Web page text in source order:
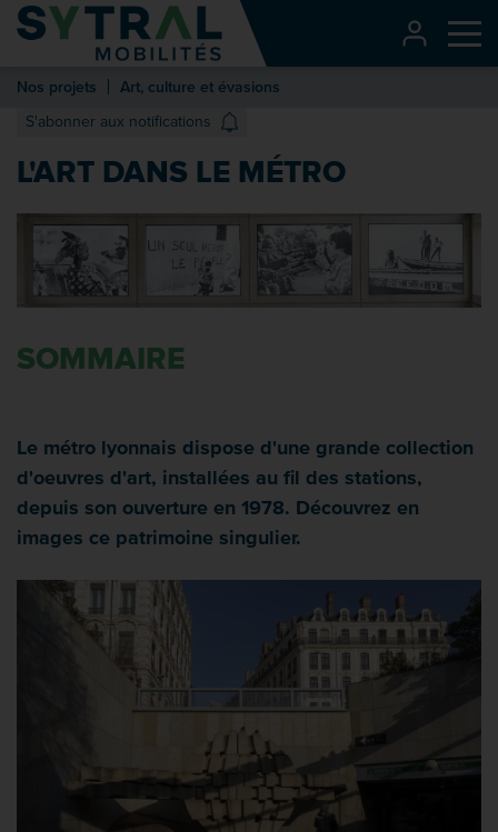
Contenu
Entête de page
Pied de page
Nos projets
Art, culture et évasions
S'abonner aux notifications
L'ART DANS LE MÉTRO
SOMMAIRE
Le métro lyonnais dispose d'une grande collection
d'oeuvres d'art, installées au fil des stations,
depuis son ouverture en 1978. Découvrez en
images ce patrimoine singulier.